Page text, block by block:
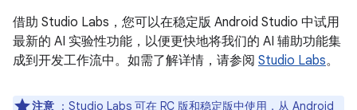
借助 Studio Labs，您可以在稳定版 Android Studio 中试用
最新的 AI 实验性功能，以便更快地将我们的 AI 辅助功能集
成到开发工作流中。如需了解详情，请参阅 Studio Labs。
注意 ：Studio Labs 可在 RC 版和稳定版中使用，从 Android